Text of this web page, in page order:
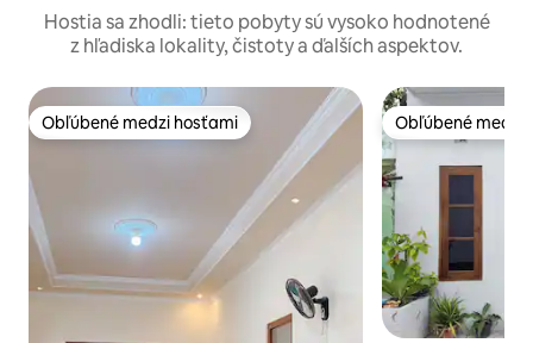
Hostia sa zhodli: tieto pobyty sú vysoko hodnotené
z hľadiska lokality, čistoty a ďalších aspektov.
Obľúbené medzi hosťami
Obľúbené medzi hosťami Obľúbené medzi
Obľúbené medzi